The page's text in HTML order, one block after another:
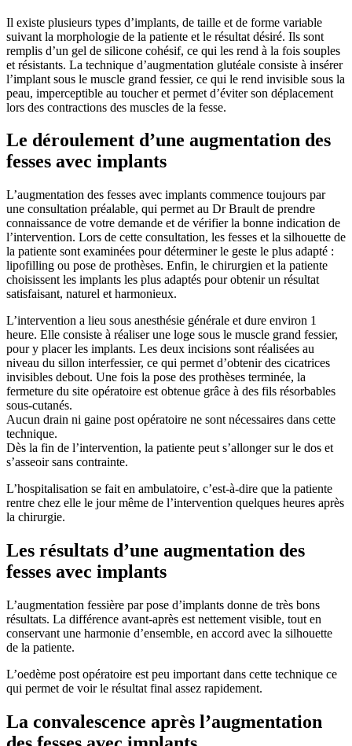
Il existe plusieurs types d’implants, de taille et de forme variable
suivant la morphologie de la patiente et le résultat désiré. Ils sont
remplis d’un gel de silicone cohésif, ce qui les rend à la fois souples
et résistants. La technique d’augmentation glutéale consiste à insérer
l’implant sous le muscle grand fessier, ce qui le rend invisible sous la
peau, imperceptible au toucher et permet d’éviter son déplacement
lors des contractions des muscles de la fesse.
Le déroulement d’une augmentation des
fesses avec implants
L’augmentation des fesses avec implants commence toujours par
une consultation préalable, qui permet au Dr Brault de prendre
connaissance de votre demande et de vérifier la bonne indication de
l’intervention. Lors de cette consultation, les fesses et la silhouette de
la patiente sont examinées pour déterminer le geste le plus adapté :
lipofilling ou pose de prothèses. Enfin, le chirurgien et la patiente
choisissent les implants les plus adaptés pour obtenir un résultat
satisfaisant, naturel et harmonieux.
L’intervention a lieu sous anesthésie générale et dure environ 1
heure. Elle consiste à réaliser une loge sous le muscle grand fessier,
pour y placer les implants. Les deux incisions sont réalisées au
niveau du sillon interfessier, ce qui permet d’obtenir des cicatrices
invisibles debout. Une fois la pose des prothèses terminée, la
fermeture du site opératoire est obtenue grâce à des fils résorbables
sous-cutanés.
Aucun drain ni gaine post opératoire ne sont nécessaires dans cette
technique.
Dès la fin de l’intervention, la patiente peut s’allonger sur le dos et
s’asseoir sans contrainte.
L’hospitalisation se fait en ambulatoire, c’est-à-dire que la patiente
rentre chez elle le jour même de l’intervention quelques heures après
la chirurgie.
Les résultats d’une augmentation des
fesses avec implants
L’augmentation fessière par pose d’implants donne de très bons
résultats. La différence avant-après est nettement visible, tout en
conservant une harmonie d’ensemble, en accord avec la silhouette
de la patiente.
L’oedème post opératoire est peu important dans cette technique ce
qui permet de voir le résultat final assez rapidement.
La convalescence après l’augmentation